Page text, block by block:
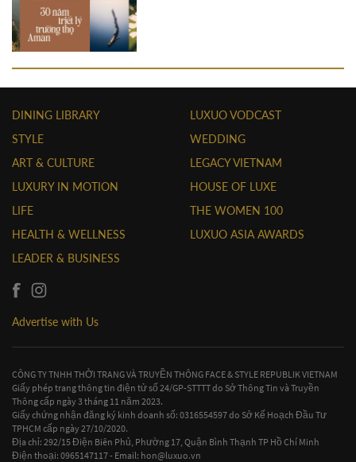
DINING LIBRARY
STYLE
ART & CULTURE
LUXURY IN MOTION
LIFE
HEALTH & WELLNESS
LEADER & BUSINESS
LUXUO VODCAST
WEDDING
LEGACY VIETNAM
HOUSE OF LUXE
THE WOMEN 100
LUXUO ASIA AWARDS
Advertise with Us
CÔNG TY TNHH THỜI TRANG VÀ TRUYỀN THÔNG FACE & STYLE REPUBLIK VIETNAM
Giấy phép trang thông tin điện tử số 24/GP-STTTT do Sở Thông Tin và Truyền
Thông cấp ngày 3 tháng 11 năm 2023.
Giấy chứng nhận đăng ký kinh doanh số: 0316554597 do Sở Kế Hoạch Đầu Tư
TPHCM cấp ngày 27/10/2020.
Địa chỉ: 292/15 Điện Biên Phủ, Phường 17, Quận Bình Thạnh TP Hồ Chí Minh
Điện thoại: 0965147117 - Email: hon@luxuo.vn